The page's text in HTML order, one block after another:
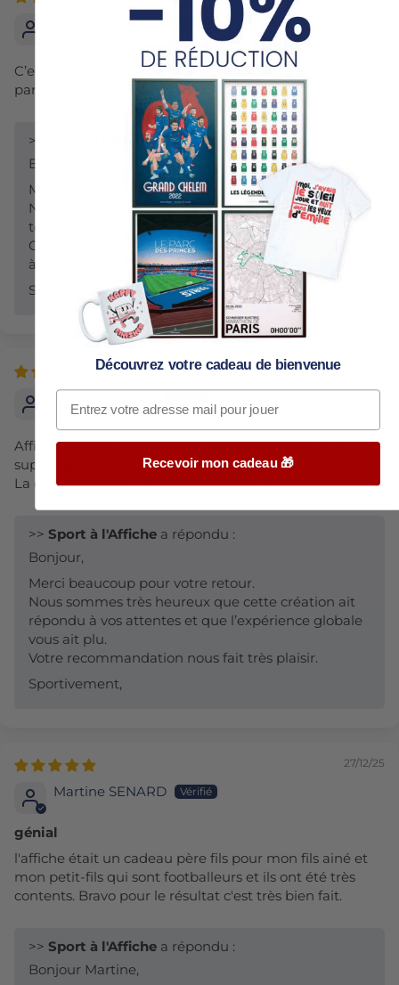
Clement Fischer
C’est magnifique la photo « secret » comme mon petit
parrain
>> Sport à l'Affichea répondu :
Bonjour,
Merci beaucoup pour votre message !
Nous sommes ravis que cette création vous ait
touché et qu’elle ait une si belle signification.
C’est exactement ce que nous aimons transmettre
à travers nos affiches.
Sportivement,
Julien Tonnerre
Affiche trouvée par hasard sur les réseaux sociaux ,
super idée cadeau !
La qualité est top , la livraison rapide , je recommande !
>> Sport à l'Affiche a répondu :
Bonjour,
Merci beaucoup pour votre retour.
Nous sommes très heureux que cette création ait
répondu à vos attentes et que l’expérience globale
vous ait plu.
Votre recommandation nous fait très plaisir.
Sportivement,
27/12/25
Martine SENARD
génial
l'affiche était un cadeau père fils pour mon fils ainé et
mon petit-fils qui sont footballeurs et ils ont été très
contents. Bravo pour le résultat c'est très bien fait.
>> Sport à l'Affiche a répondu :
Bonjour Martine,
Découvrez votre cadeau de bienvenue
Recevoir mon cadeau 🎁